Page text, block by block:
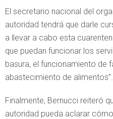
El secretario nacional del
autoridad tendrá que darle
a llevar a cabo esta
que puedan funcionar los
basura, el funcionamiento de
abastecimiento de alimentos”.
Finalmente, Bernucci reiteró
autoridad pueda aclarar